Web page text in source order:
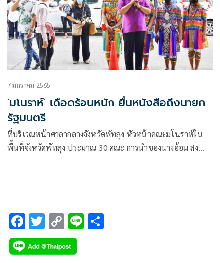
7 มกราคม 2565
'มโนราห์' เดือดร้อนหนัก ยื่นหนังสือถึงนายก
รัฐมนตรี
ที่บริเวณหน้าศาลากลางจังหวัดพัทลุง หัวหน้าคณะมโนราห์ใน
พื้นที่จังหวัดพัทลุง ประมาณ 30 คณะ การนำของนางอ้อม สง
F
ac
e
T
wi
tt
C
o
p
Li